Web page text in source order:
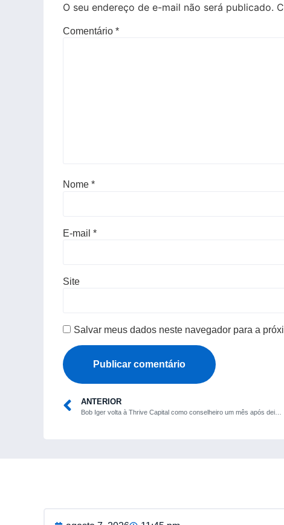
O seu endereço de e-mail não será publicado.
Comentário *
Nome *
E-mail *
Site
Salvar meus dados neste navegador para a
ANTERIOR